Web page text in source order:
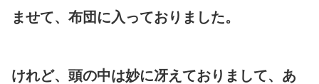
ませて、布団に入っておりました。
けれど、頭の中は妙に冴えておりまして、あ